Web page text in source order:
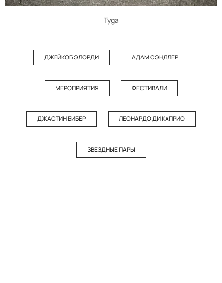
Tyga
ДЖЕЙКОБ ЭЛОРДИ АДАМ СЭНДЛЕР
МЕРОПРИЯТИЯ ФЕСТИВАЛИ
ДЖАСТИН БИБЕР ЛЕОНАРДО ДИ КАПРИО
ЗВЕЗДНЫЕ ПАРЫ